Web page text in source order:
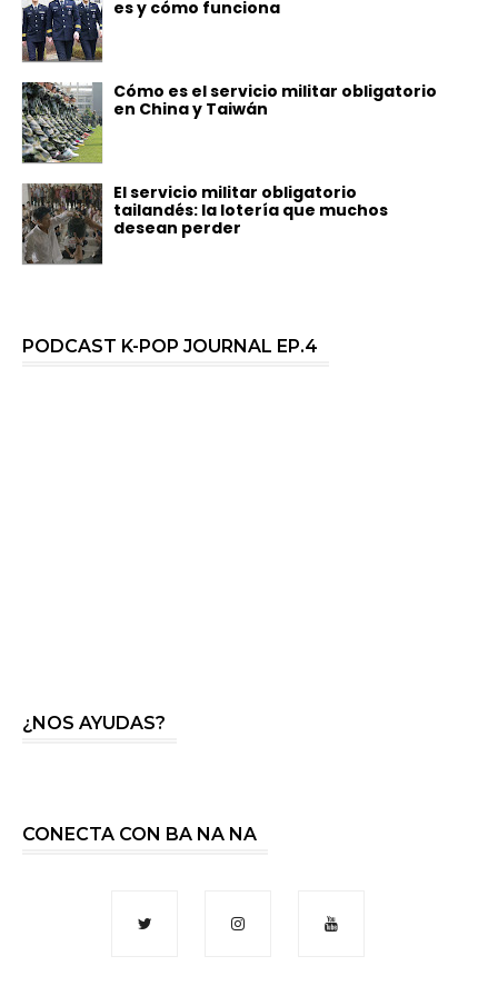
es y cómo funciona
Cómo es el servicio militar obligatorio
en China y Taiwán
El servicio militar obligatorio
tailandés: la lotería que muchos
desean perder
PODCAST K-POP JOURNAL EP.4
¿NOS AYUDAS?
CONECTA CON BA NA NA